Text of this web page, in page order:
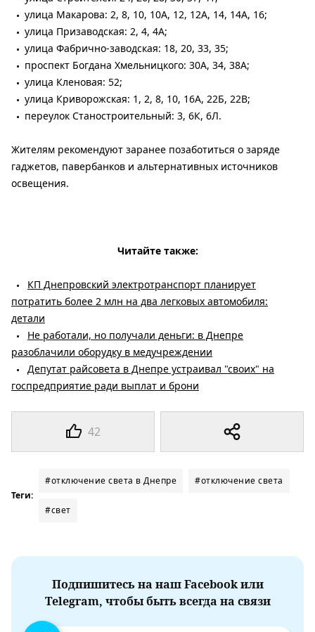
42
улица Макарова: 2, 8, 10, 10А, 12, 12А, 14, 14А, 16;
улица Призаводская: 2, 4, 4А;
улица Фабрично-заводская: 18, 20, 33, 35;
проспект Богдана Хмельницкого: 30А, 34, 38А;
улица Кленовая: 52;
улица Криворожская: 1, 2, 8, 10, 16А, 22Б, 22В;
переулок Станостроительный: 3, 6К, 6Л.
Жителям рекомендуют заранее позаботиться о заряде
гаджетов, павербанков и альтернативных источников
освещения.
Читайте также:
КП Днепровский электротранспорт планирует
потратить более 2 млн на два легковых автомобиля:
детали
Не работали, но получали деньги: в Днепре
разоблачили оборудку в медучреждении
Депутат райсовета в Днепре устраивал "своих" на
госпредприятие ради выплат и брони
Теги:
#отключение света в Днепре #отключение света
#свет
Подпишитесь на наш Facebook или
Telegram, чтобы быть всегда на связи